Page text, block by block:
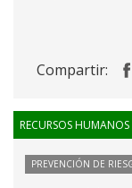
Compartir:
RECURSOS HUMANOS
PREVENCIÓN DE